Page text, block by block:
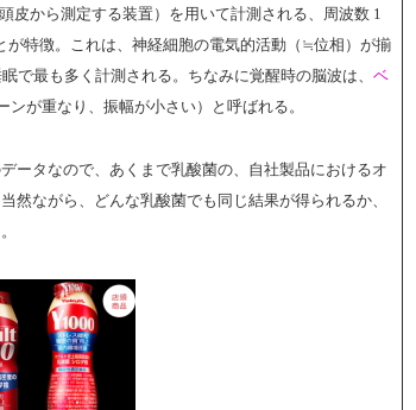
皮から測定する装置）を用いて計測される、周波数 1
が特徴。これは、神経細胞の電気的活動（≒位相）が揃
で最も多く計測される。ちなみに覚醒時の脳波は、 ベ
ンが重なり、振幅が小さい）と呼ばれる。
ータなので、あくまで乳酸菌の、自社製品におけるオ
然ながら、どんな乳酸菌でも同じ結果が得られるか、